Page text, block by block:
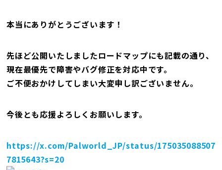
本当にありがとうございます！
先ほど公開いたしましたロードマップにも記載の通り、
現在最優先で障害やバグ修正を対応中です。
ご不便おかけしてしまい大変申し訳ございません。
今後とも応援よろしくお願いします。
https://x.com/Palworld_JP/status/175035088507
7815643?s=20